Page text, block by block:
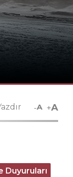
-A +A
Duyuruları